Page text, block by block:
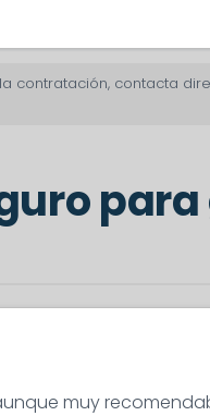
contratación, contacta
para
muy